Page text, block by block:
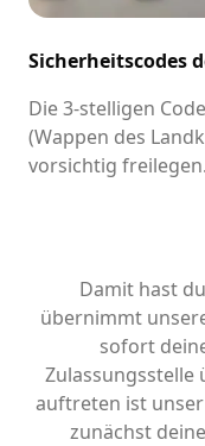
Sicherheitscodes
Die 3-stelligen
(Wappen des
vorsichtig freilegen.
Damit hast
übernimmt
sofort
Zulassungsstelle
auftreten ist
zunächst